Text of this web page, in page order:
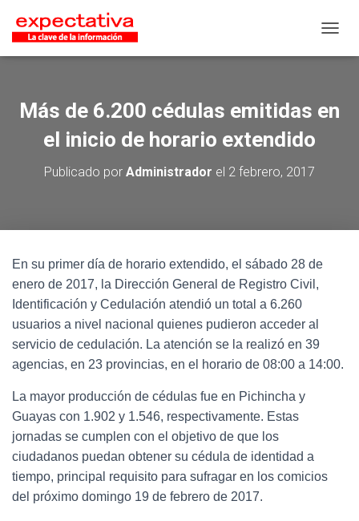
Más de 6.200 cédulas emitidas en
el inicio de horario extendido
Publicado por Administrador el 2 febrero, 2017
En su primer día de horario extendido, el sábado 28 de
enero de 2017, la Dirección General de Registro Civil,
Identificación y Cedulación atendió un total a 6.260
usuarios a nivel nacional quienes pudieron acceder al
servicio de cedulación. La atención se la realizó en 39
agencias, en 23 provincias, en el horario de 08:00 a 14:00.
La mayor producción de cédulas fue en Pichincha y
Guayas con 1.902 y 1.546, respectivamente. Estas
jornadas se cumplen con el objetivo de que los
ciudadanos puedan obtener su cédula de identidad a
tiempo, principal requisito para sufragar en los comicios
del próximo domingo 19 de febrero de 2017.